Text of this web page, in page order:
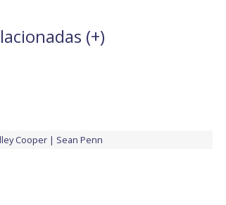
(+)
Cooper Sean Penn